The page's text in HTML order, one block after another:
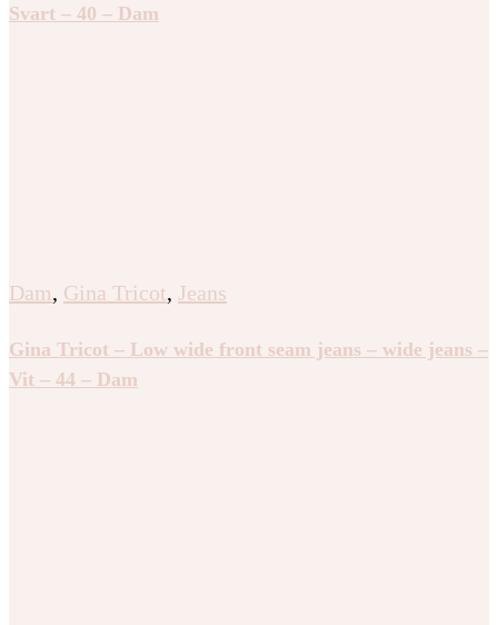
Svart – 40 – Dam
Dam, Gina Tricot, Jeans
Gina Tricot – Low wide front seam jeans – wide jeans –
Vit – 44 – Dam